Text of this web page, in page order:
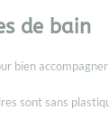
de bain
bien
sont sans